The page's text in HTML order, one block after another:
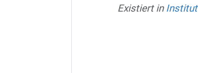
Existiert in Institut